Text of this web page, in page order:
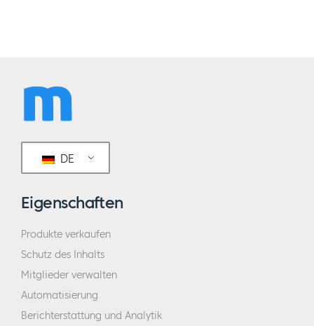
DE
Eigenschaften
Produkte verkaufen
Schutz des Inhalts
Mitglieder verwalten
Automatisierung
Berichterstattung und Analytik